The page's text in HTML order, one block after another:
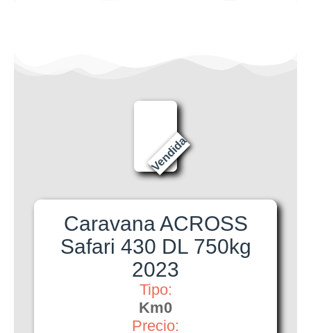
Vendida
Caravana ACROSS
Safari 430 DL 750kg
2023
Tipo:
Km0
Precio: